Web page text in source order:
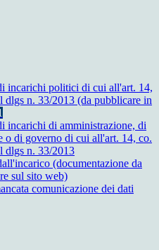
incarichi politici di cui all'art. 14,
dlgs n. 33/2013 (da pubblicare in
incarichi di amministrazione, di
o di governo di cui all'art. 14, co.
dlgs n. 33/2013
(documentazione da
sul sito web)
comunicazione dei dati